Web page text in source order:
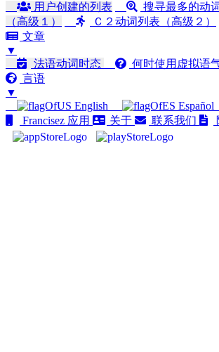
用户创建的列表
搜寻最多的动
（高级１）
Ｃ２动词列表（高级２）
文章
▼
法语动词时态
何时使用虚拟语
言语
▼
English
Español
Francisez 应用
关于 联系我们